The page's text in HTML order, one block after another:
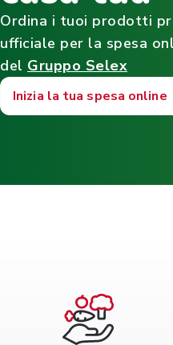
Ordina i tuoi prodotti
ufficiale per la spesa
del Gruppo Selex
Inizia la tua spesa online